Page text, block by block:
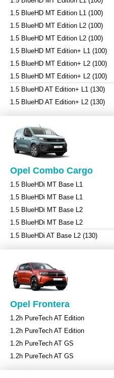
автомобіль, який його зацікавив.
1.5 BlueHD MT Edition L1 (100)
1.5 BlueHD MT Edition L2 (100)
1.5 BlueHD MT Edition L2 (100)
1.5 BlueHD MT Edition+ L1 (100)
1.5 BlueHD MT Edition+ L2 (100)
1.5 BlueHD MT Edition+ L2 (100)
1.5 BlueHD AT Edition+ L1 (130)
1.5 BlueHD AT Edition+ L2 (130)
Opel Combo Cargo
1.5 BlueHDi MT Base L1
1.5 BlueHDi MT Base L1
1.5 BlueHDi MT Base L2
1.5 BlueHDi MT Base L2
1.5 BlueHDi AT Base L2 (130)
Opel Frontera
1.2h PureTech AT Edition
1.2h PureTech AT Edition
1.2h PureTech AT GS
1.2h PureTech AT GS